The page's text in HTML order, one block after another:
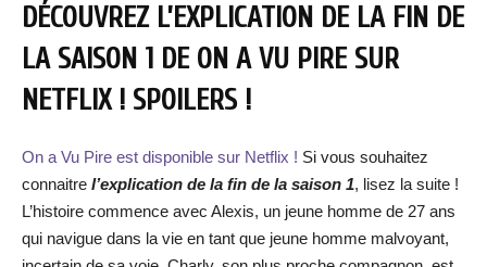
DÉCOUVREZ L’EXPLICATION DE LA FIN DE
LA SAISON 1 DE ON A VU PIRE SUR
NETFLIX ! SPOILERS !
On a Vu Pire est disponible sur Netflix ! Si vous souhaitez
connaitre l’explication de la fin de la saison 1, lisez la suite !
L’histoire commence avec Alexis, un jeune homme de 27 ans
qui navigue dans la vie en tant que jeune homme malvoyant,